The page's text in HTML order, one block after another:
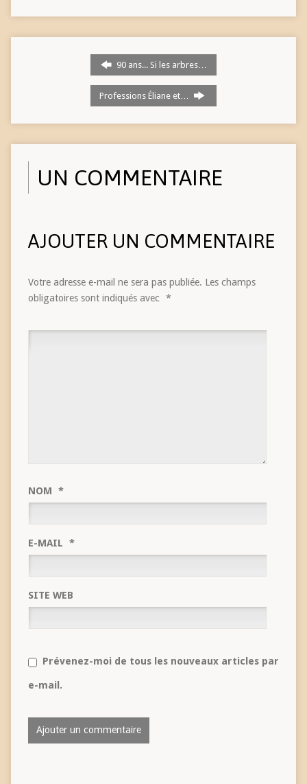
90 ans... Si les arbres…
Professions Éliane et…
UN COMMENTAIRE
AJOUTER UN COMMENTAIRE
Votre adresse e-mail ne sera pas publiée. Les champs
obligatoires sont indiqués avec *
NOM *
E-MAIL *
SITE WEB
Prévenez-moi de tous les nouveaux articles par
e-mail.